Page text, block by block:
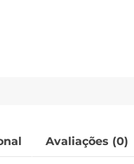
Avaliações (0)